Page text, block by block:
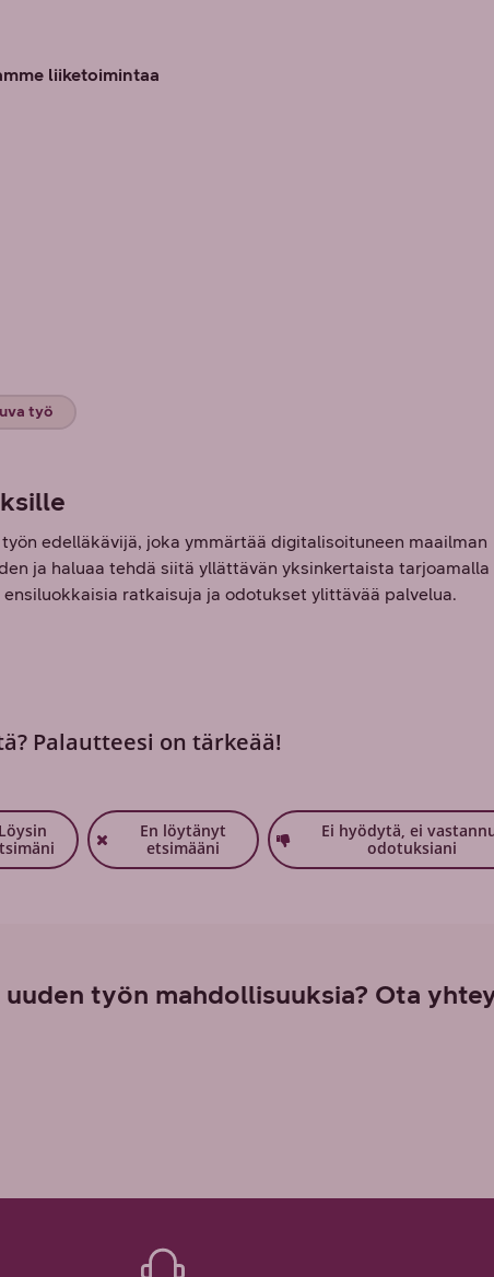
liiketoimintaa
työ
edelläkävijä, joka ymmärtää digitalisoituneen maailman
ja haluaa tehdä siitä yllättävän yksinkertaista tarjoamalla
ratkaisuja ja odotukset ylittävää palvelua.
Palautteesi on tärkeää!
Löysin
En löytänyt
etsimääni
Ei hyödytä, ei
odotuksiani
työn mahdollisuuksia? Ota